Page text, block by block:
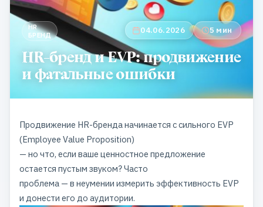
HR
БРЕНД
04.06.2026 5 мин
HR-бренд и EVP: продвижение
и фатальные ошибки
Продвижение HR-бренда начинается с сильного EVP
(Employee Value Proposition)
— но что, если ваше ценностное предложение
остается пустым звуком? Часто
проблема — в неумении измерить эффективность EVP
и донести его до аудитории.